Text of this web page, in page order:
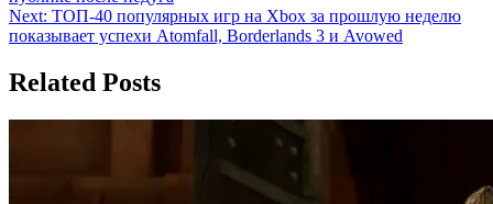
по
записям
Next: ТОП-40 популярных игр на Xbox за прошлую неделю
показывает успехи Atomfall, Borderlands 3 и Avowed
Related Posts